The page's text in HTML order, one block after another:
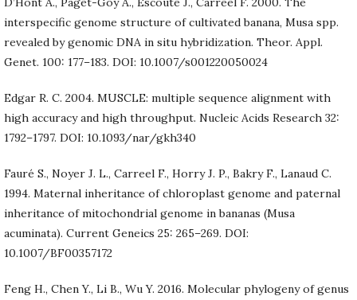
interspecific genome structure of cultivated banana, Musa spp.
revealed by genomic DNA in situ hybridization. Theor. Appl.
Genet. 100: 177–183. DOI: 10.1007/s001220050024
Edgar R. C. 2004. MUSCLE: multiple sequence alignment with
high accuracy and high throughput. Nucleic Acids Research 32:
1792–1797. DOI: 10.1093/nar/gkh340
Fauré S., Noyer J. L., Carreel F., Horry J. P., Bakry F., Lanaud C.
1994. Maternal inheritance of chloroplast genome and paternal
inheritance of mitochondrial genome in bananas (Musa
acuminata). Current Geneics 25: 265–269. DOI:
10.1007/BF00357172
Feng H., Chen Y., Li B., Wu Y. 2016. Molecular phylogeny of genus